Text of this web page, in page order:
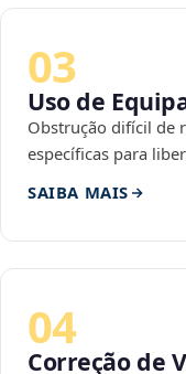
03
Uso de
Obstrução difícil de
específicas para
SAIBA MAIS
04
Correção de